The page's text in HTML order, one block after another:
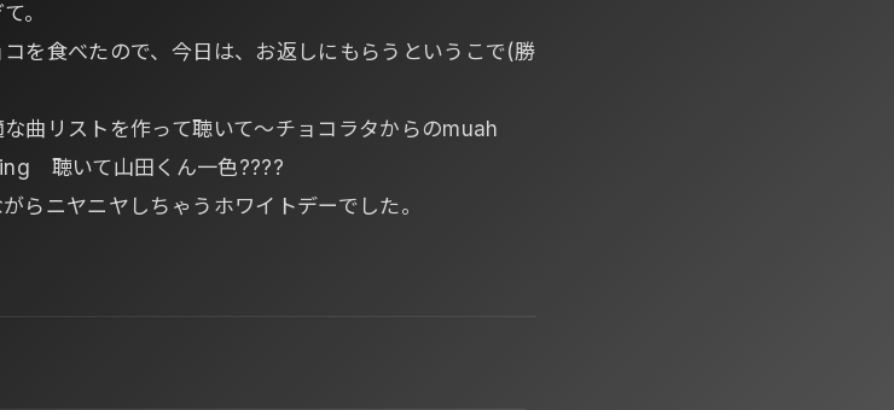
て。
を食べたので、今日は、お返しにもらうというこで(勝
曲リストを作って聴いて～チョコラタからのmuah
聴いて山田くん一色????
らニヤニヤしちゃうホワイトデーでした。